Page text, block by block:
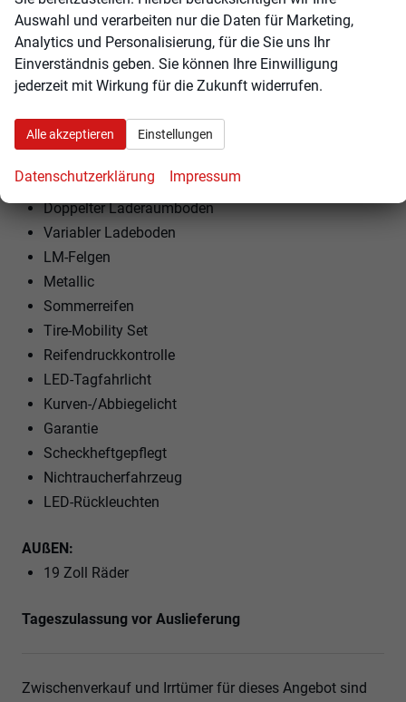
Rücksitzbank teilbar
Sportlenkrad
Lenkrad höhenverstellbar
Lenkradheizung
Komfortsitz
EXTRAS:
Doppelter Laderaumboden
Variabler Ladeboden
LM-Felgen
Metallic
Sommerreifen
Tire-Mobility Set
Reifendruckkontrolle
LED-Tagfahrlicht
Kurven-/Abbiegelicht
Garantie
Scheckheftgepflegt
Nichtraucherfahrzeug
LED-Rückleuchten
AUßEN:
19 Zoll Räder
Tageszulassung vor Auslieferung
Zwischenverkauf und Irrtümer für dieses Angebot sind
Auswahl und verarbeiten nur die Daten für Marketing,
Analytics und Personalisierung, für die Sie uns Ihr
Einverständnis geben. Sie können Ihre Einwilligung
jederzeit mit Wirkung für die Zukunft widerrufen.
Alle akzeptieren Einstellungen
Datenschutzerklärung Impressum